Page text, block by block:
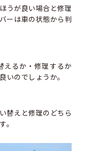
うが良い場合と修理
ーは車の状態から判
えるか・修理するか
いのでしょうか。
替えと修理のどちら
。